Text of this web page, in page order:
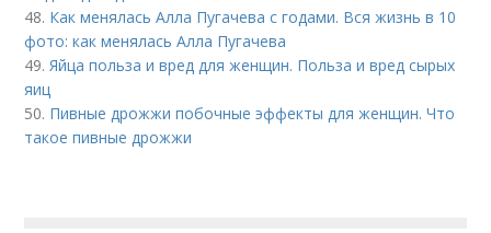
48. Как менялась Алла Пугачева с годами. Вся жизнь в 10
фото: как менялась Алла Пугачева
49.Яйца польза и вред для женщин. Польза и вред сырых
яиц
50. Пивные дрожжи побочные эффекты для женщин. Что
такое пивные дрожжи